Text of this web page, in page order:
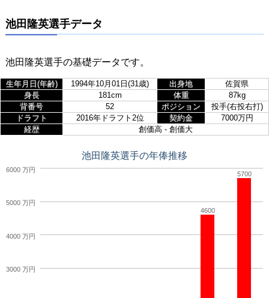
池田隆英選手データ
池田隆英選手の基礎データです。
生年月日(年齢) 1994年10月01日(31歳) 出身地
佐賀県
身長
181cm 体重
87kg
背番号
52 ポジション
投手(右投右打)
ドラフト
2016年ドラフト2位 契約金
7000万円
経歴
創価高 - 創価大
池田隆英選手の年俸推移
4600
5700
3000 万円
4000 万円
5000 万円
6000 万円